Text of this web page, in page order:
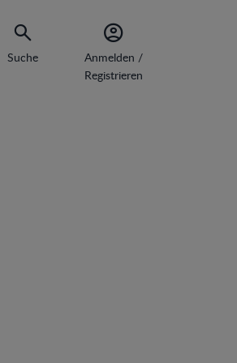
Suche
Anmelden /
Registrieren